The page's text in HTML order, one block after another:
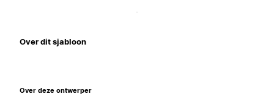
Over dit sjabloon
Over deze ontwerper